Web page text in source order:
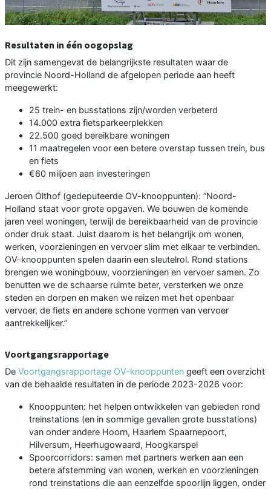
Resultaten in één oogopslag
Dit zijn samengevat de belangrijkste resultaten waar de
provincie Noord-Holland de afgelopen periode aan heeft
meegewerkt:
25 trein- en busstations zijn/worden verbeterd
14.000 extra fietsparkeerplekken
22.500 goed bereikbare woningen
11 maatregelen voor een betere overstap tussen trein, bus
en fiets
€60 miljoen aan investeringen
Jeroen Olthof (gedeputeerde OV-knooppunten): “Noord-
Holland staat voor grote opgaven. We bouwen de komende
jaren veel woningen, terwijl de bereikbaarheid van de provincie
onder druk staat. Juist daarom is het belangrijk om wonen,
werken, voorzieningen en vervoer slim met elkaar te verbinden.
OV-knooppunten spelen daarin een sleutelrol. Rond stations
brengen we woningbouw, voorzieningen en vervoer samen. Zo
benutten we de schaarse ruimte beter, versterken we onze
steden en dorpen en maken we reizen met het openbaar
vervoer, de fiets en andere schone vormen van vervoer
aantrekkelijker.”
Voortgangsrapportage
De Voortgangsrapportage OV-knooppunten geeft een overzicht
van de behaalde resultaten in de periode 2023-2026 voor:
Knooppunten: het helpen ontwikkelen van gebieden rond
treinstations (en in sommige gevallen grote busstations)
van onder andere Hoorn, Haarlem Spaarnepoort,
Hilversum, Heerhugowaard, Hoogkarspel
Spoorcorridors: samen met partners werken aan een
betere afstemming van wonen, werken en voorzieningen
rond treinstations die aan eenzelfde spoorlijn liggen, onder